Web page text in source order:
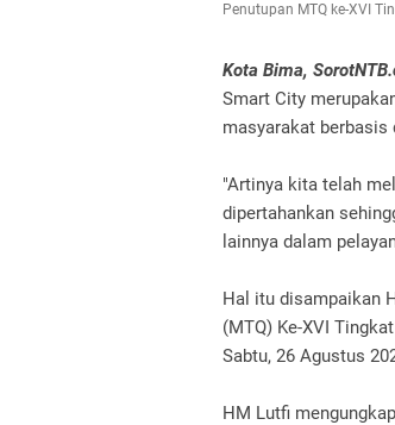
Penutupan MTQ ke-XVI
Kota Bima,
Smart City
masyarakat
"Artinya kita telah
dipertahankan
lainnya dalam
Hal itu disampaikan
(MTQ) Ke-XVI
Sabtu, 26 Agustus
HM Lutfi